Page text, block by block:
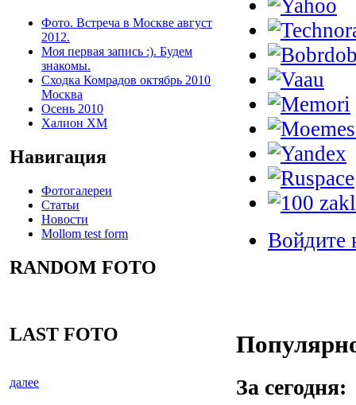
Фото. Встреча в Москве август
2012.
Моя первая запись :). Будем
знакомы.
Сходка Комрадов октябрь 2010
Москва
Осень 2010
Халион ХМ
Навигация
Фотогалереи
Статьи
Новости
Mollom test form
RANDOM FOTO
LAST FOTO
далее
Войдите
За сегодня: